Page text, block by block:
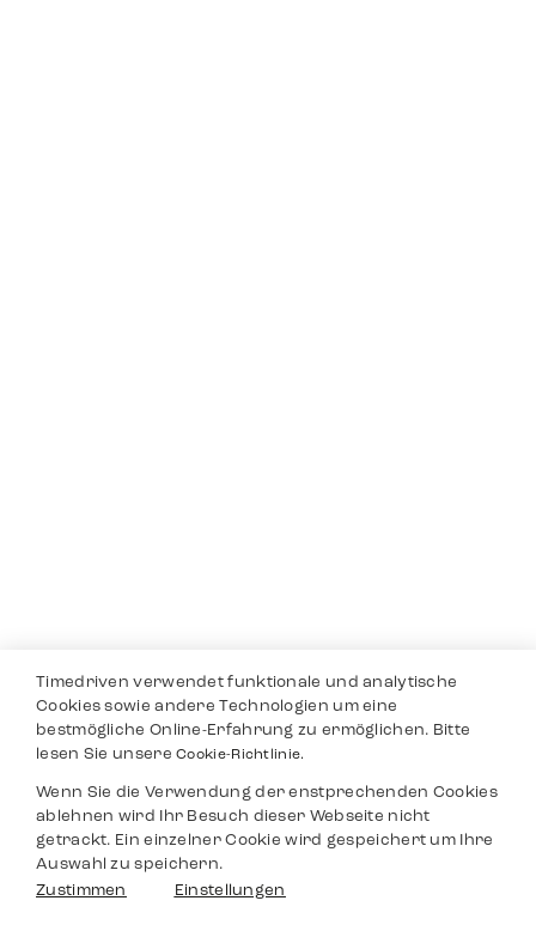
Timedriven verwendet funktionale und analytische
Cookies sowie andere Technologien um eine
bestmögliche Online-Erfahrung zu ermöglichen. Bitte
lesen Sie unsereCookie-Richtlinie.
Wenn Sie die Verwendung der enstprechenden Cookies
ablehnen wird Ihr Besuch dieser Webseite nicht
getrackt. Ein einzelner Cookie wird gespeichert um Ihre
Auswahl zu speichern.
Zustimmen
Einstellungen